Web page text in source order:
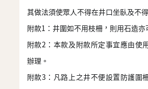
其做法須使眾人不得在井口坐臥及不
附款1：井圍如不用枝柵，則用石造亦
附款2：本款及附款所定事宜應由使
辦理。
附款3：凡路上之井不便設置防護圍